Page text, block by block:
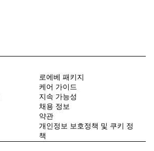
로에베 패키지
케어 가이드
지속 가능성
채용 정보
약관
개인정보 보호정책 및 쿠키 정
책